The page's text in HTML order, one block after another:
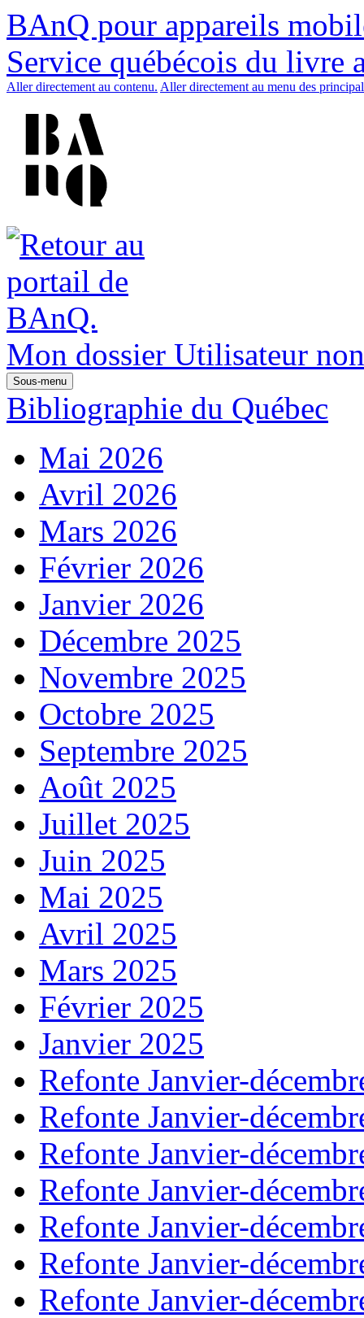
BAnQ pour appareils
Service québécois du livre
Aller directement au contenu. Aller directement au menu des
Mon dossier Utilisateur
Sous-menu
Bibliographie du Québec
Mai 2026
Avril 2026
Mars 2026
Février 2026
Janvier 2026
Décembre 2025
Novembre 2025
Octobre 2025
Septembre 2025
Août 2025
Juillet 2025
Juin 2025
Mai 2025
Avril 2025
Mars 2025
Février 2025
Janvier 2025
Refonte Janvier-
Refonte Janvier-
Refonte Janvier-
Refonte Janvier-
Refonte Janvier-
Refonte Janvier-
Refonte Janvier-